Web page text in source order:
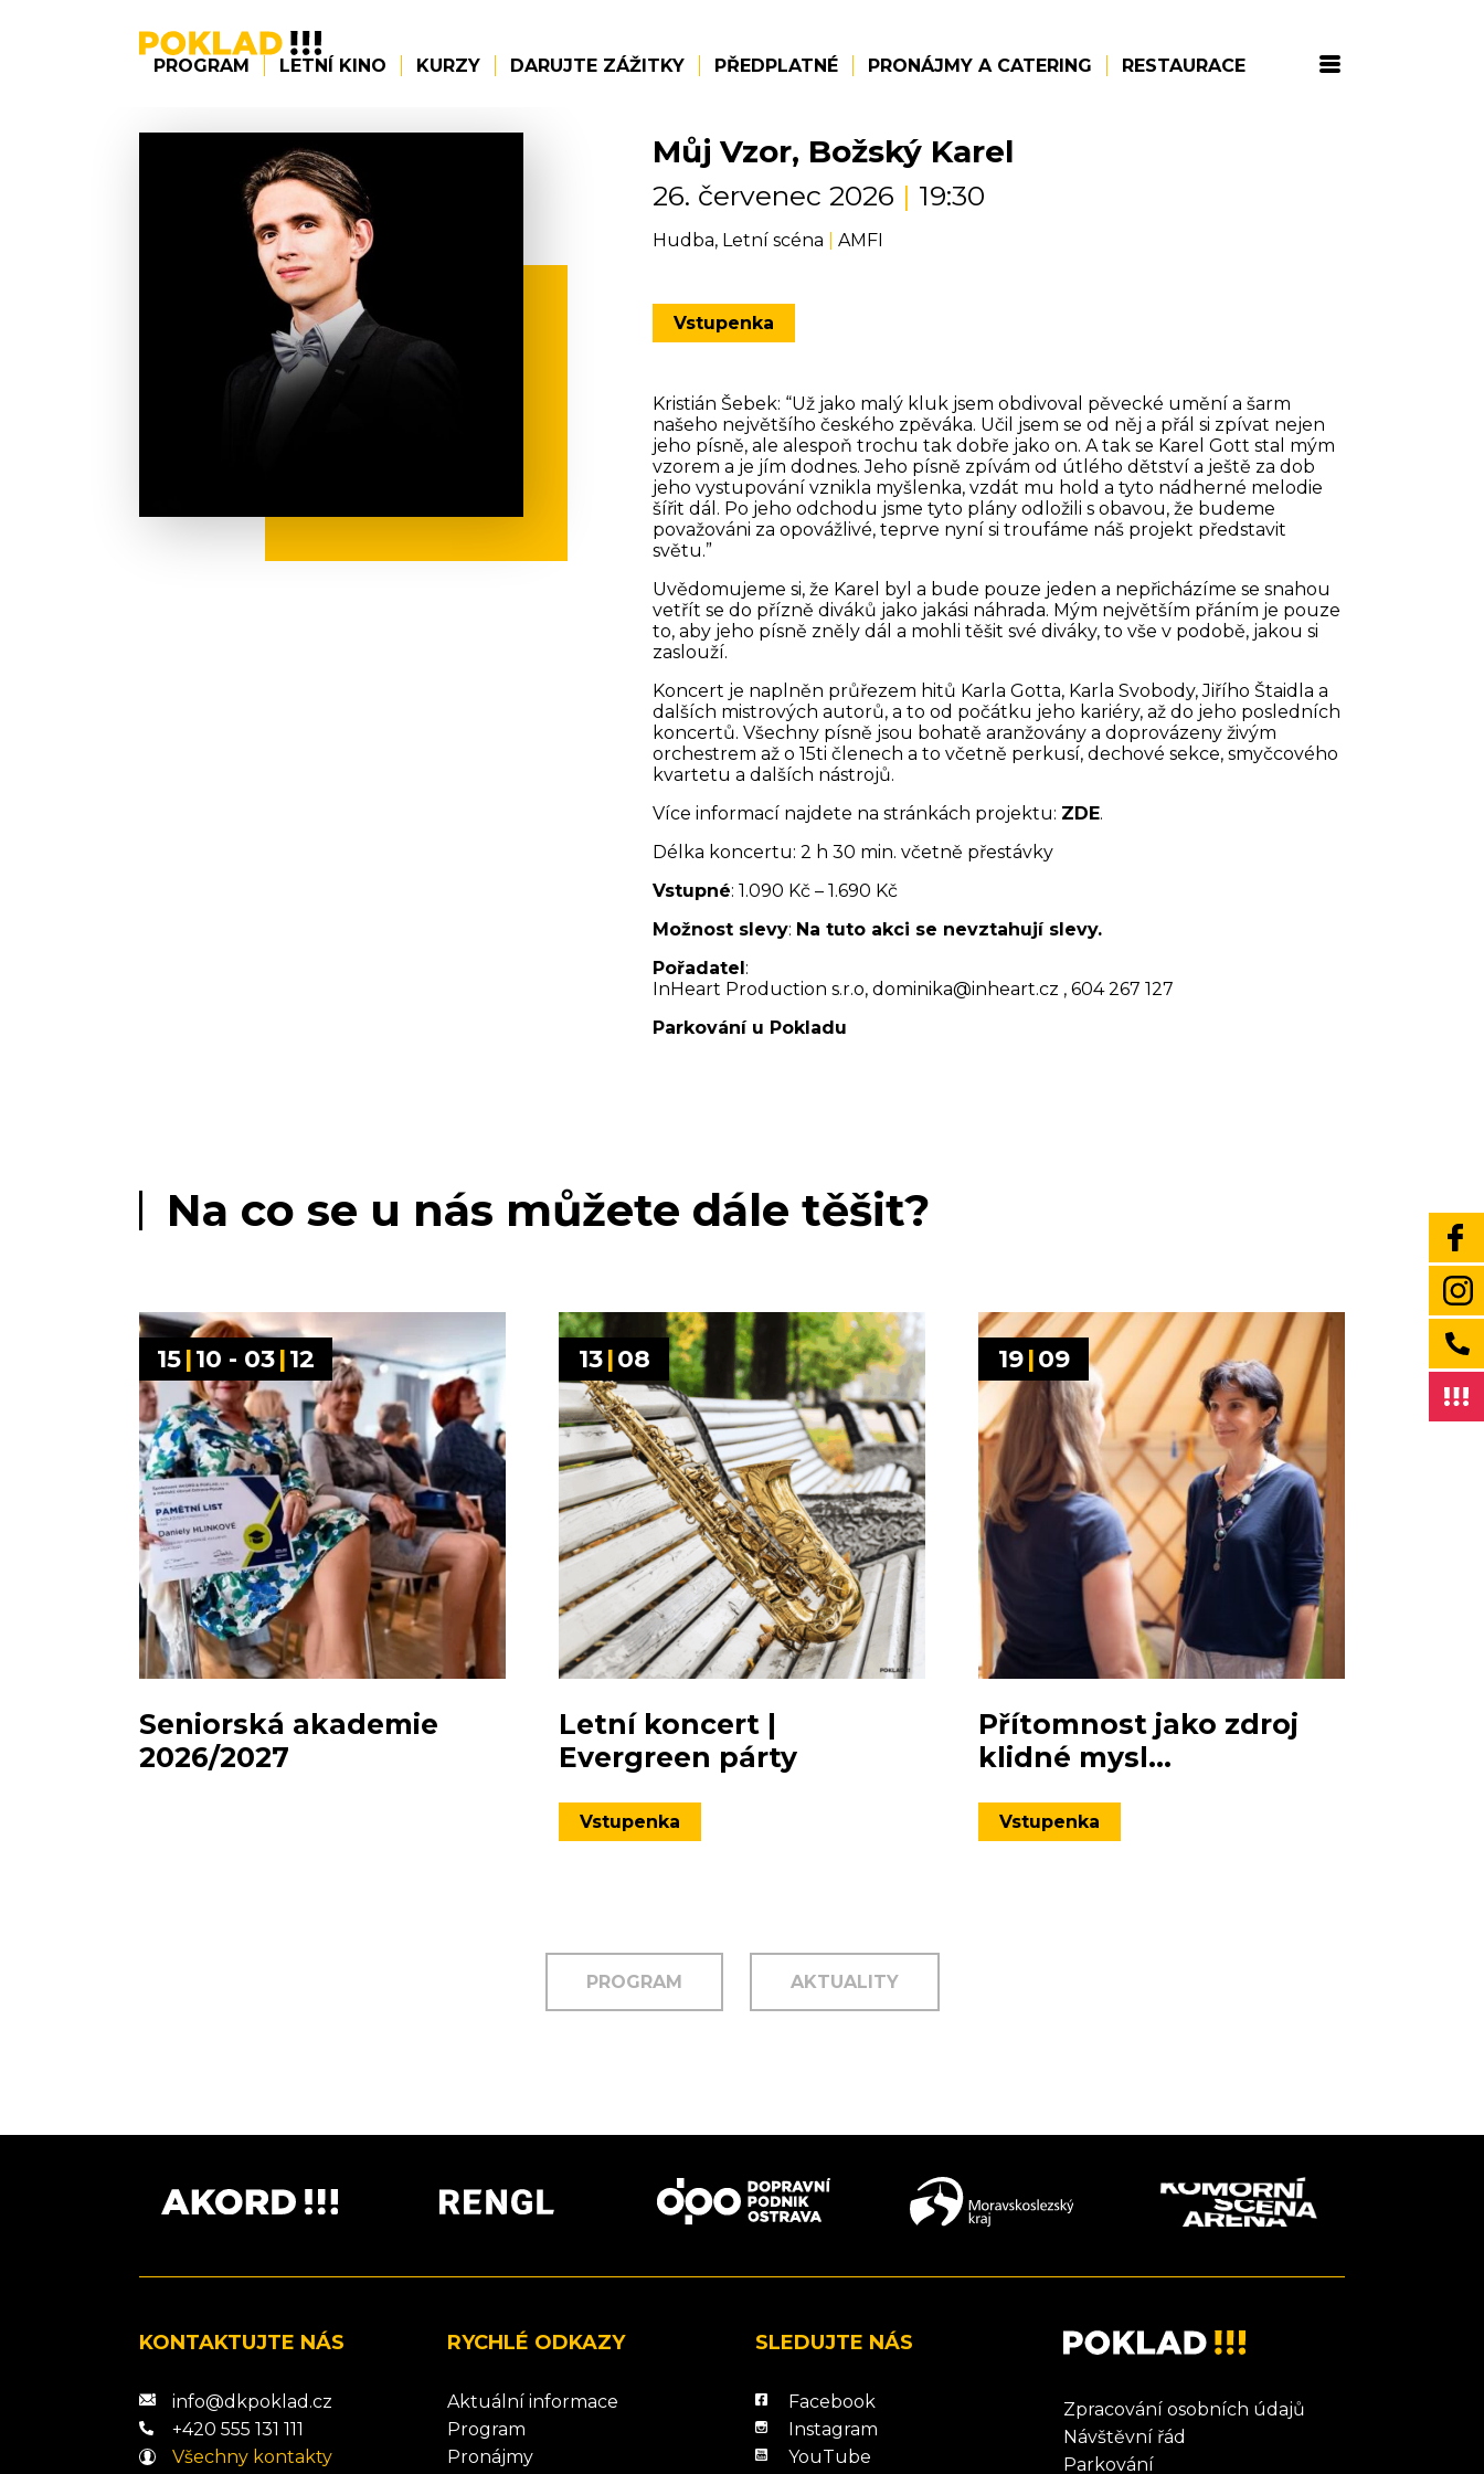
PROGRAM LETNÍ KINO KURZY DARUJTE ZÁŽITKY PŘEDPLATNÉ PRONÁJMY A CATERING RESTAURACE
Můj Vzor, Božský Karel
26. červenec 2026 | 19:30
Hudba, Letní scéna AMFI
Vstupenka
Kristián Šebek: “Už jako malý kluk jsem obdivoval pěvecké umění a šarm
našeho největšího českého zpěváka. Učil jsem se od něj a přál si zpívat nejen
jeho písně, ale alespoň trochu tak dobře jako on. A tak se Karel Gott stal mým
vzorem a je jím dodnes. Jeho písně zpívám od útlého dětství a ještě za dob
jeho vystupování vznikla myšlenka, vzdát mu hold a tyto nádherné melodie
šířit dál. Po jeho odchodu jsme tyto plány odložili s obavou, že budeme
považováni za opovážlivé, teprve nyní si troufáme náš projekt představit
světu.”
Uvědomujeme si, že Karel byl a bude pouze jeden a nepřicházíme se snahou
vetřít se do přízně diváků jako jakási náhrada. Mým největším přáním je pouze
to, aby jeho písně zněly dál a mohli těšit své diváky, to vše v podobě, jakou si
zaslouží.
Koncert je naplněn průřezem hitů Karla Gotta, Karla Svobody, Jiřího Štaidla a
dalších mistrových autorů, a to od počátku jeho kariéry, až do jeho posledních
koncertů. Všechny písně jsou bohatě aranžovány a doprovázeny živým
orchestrem až o 15ti členech a to včetně perkusí, dechové sekce, smyčcového
kvartetu a dalších nástrojů.
Více informací najdete na stránkách projektu: ZDE.
Délka koncertu: 2 h 30 min. včetně přestávky
Vstupné: 1.090 Kč – 1.690 Kč
Možnost slevy: Na tuto akci se nevztahují slevy.
Pořadatel:
InHeart Production s.r.o, dominika@inheart.cz , 604 267 127
Parkování u Pokladu
Na co se u nás můžete dále těšit?
15|10 - 03|12
Seniorská akademie
2026/2027
13 |08
Letní koncert |
Evergreen párty
Vstupenka
19 |09
Přítomnost jako zdroj
klidné mysl...
Vstupenka
PROGRAM AKTUALITY
KONTAKTUJTE NÁS
info@dkpoklad.cz
+420 555 131 111
Všechny kontakty
RYCHLÉ ODKAZY
Aktuální informace
Program
Pronájmy
SLEDUJTE NÁS
Facebook
Instagram
YouTube
Zpracování osobních údajů
Návštěvní řád
Parkování